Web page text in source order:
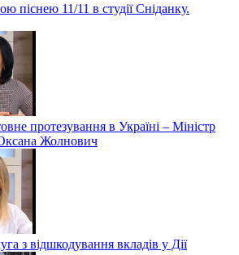
піснею 11/11 в студії Сніданку.
протезування в Україні – Міністр
Жолнович
з відшкодування вкладів у Дії